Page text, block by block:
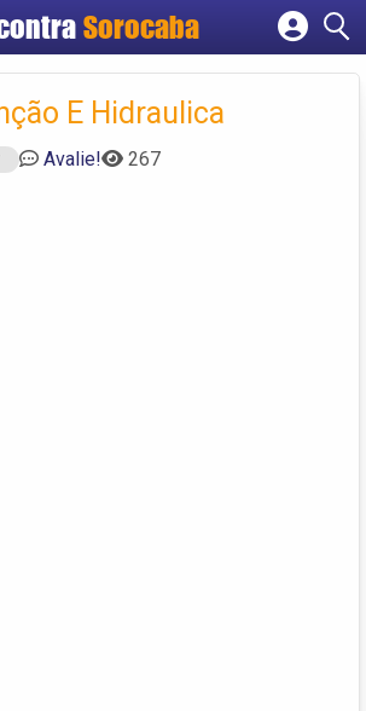
Sorocaba
Cadastrar empresa
Criar conta
E Hidraulica
Avalie! 267